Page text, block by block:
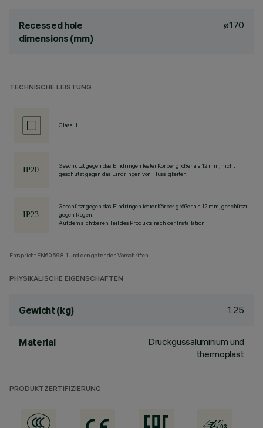
Recessed hole
dimensions (mm)
ø170
TECHNISCHE LEISTUNG
Class II
Geschützt gegen das Eindringen fester Körper größer als 12 mm, nicht
geschützt gegen das Eindringen von Flüssigkeiten.
Geschützt gegen das Eindringen fester Körper größer als 12 mm, geschützt
gegen Regen.
Auf dem sichtbaren Teil des Produkts nach der Installation
Entspricht EN60598-1 und den geltenden Vorschriften.
PHYSIKALISCHE EIGENSCHAFTEN
Gewicht (kg) 1.25
Material
Druckgussaluminium und
thermoplast
PRODUKTZERTIFIZIERUNG